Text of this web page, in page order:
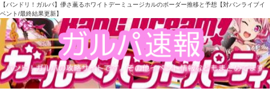
【バンドリ！ガルパ】儚さ薫るホワイトデーミュージカルのボーダー推移と予想【対バンライブイ
ベント/最終結果更新】